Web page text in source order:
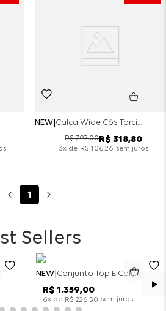
NEW Calça Wide Cós Torcido Heavy Twill - Aveia
R$ 797,00R$ 318,80
3x de R$ 106,26 sem juros
1
Sellers
NEW Conjunto Top E Calça Wide Leg Bicolor Alfaitaria - Off White
R$ 1.359,00
6x de R$ 226,50 sem juros